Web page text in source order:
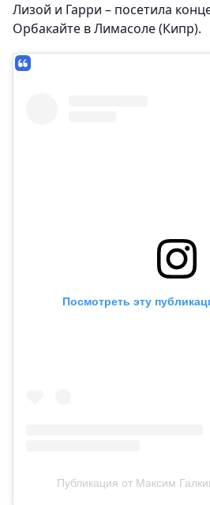
Лизой и Гарри – посетила
Орбакайте в Лимасоле (Кипр).
Посмотреть эту
Публикация от Максим